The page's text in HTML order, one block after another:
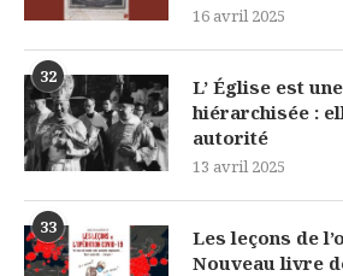
16 avril 2025
32
L’ Église est
hiérarchisée :
autorité
13 avril 2025
33
Les leçons de
Nouveau livre